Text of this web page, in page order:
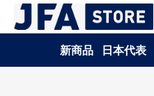
新商品 日本代表